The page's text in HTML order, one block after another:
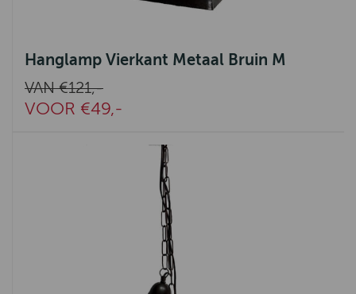
Hanglamp Vierkant Metaal Bruin M
VAN €121,-
VOOR €49,-